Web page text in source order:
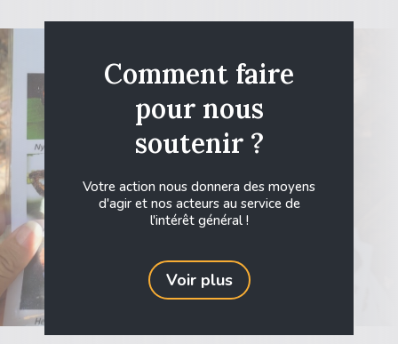
Comment faire
pour nous
soutenir ?
Votre action nous donnera des moyens
d'agir et nos acteurs au service de
l'intérêt général !
Voir plus